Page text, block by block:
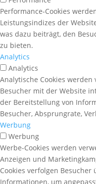
Performance-Cookies
Leistungsindizes der
was dazu beiträgt, den
zu bieten.
Analytics
Analytics
Analytische Cookies
Besucher mit der Website
der Bereitstellung von
Besucher, Absprungrate,
Werbung
Werbung
Werbe-Cookies werden
Anzeigen und
Cookies verfolgen
Informationen, um